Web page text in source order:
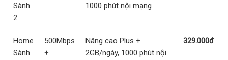
Sành
2
1000 phút nội mạng
Home
Sành
500Mbps
+
Nâng cao Plus +
2GB/ngày, 1000 phút nội
329.000đ